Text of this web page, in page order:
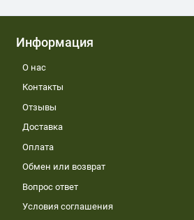
Информация
О нас
Контакты
Отзывы
Доставка
Оплата
Обмен или возврат
Вопрос ответ
Условия соглашения